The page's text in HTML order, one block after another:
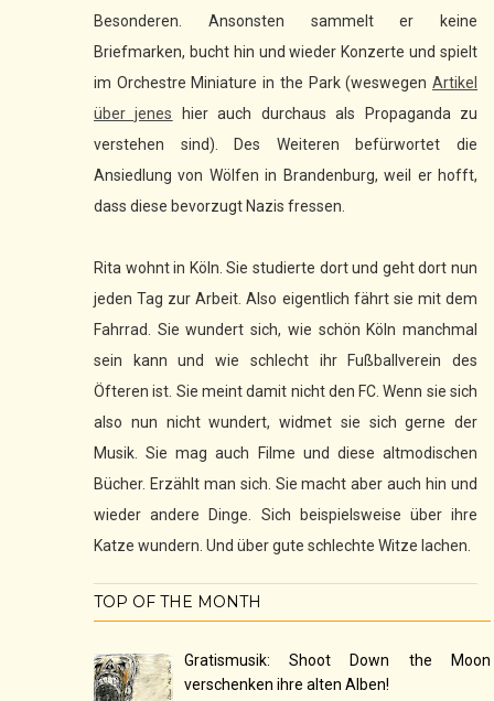
Besonderen. Ansonsten sammelt er keine
Briefmarken, bucht hin und wieder Konzerte und spielt
im Orchestre Miniature in the Park (weswegen Artikel
über jenes hier auch durchaus als Propaganda zu
verstehen sind). Des Weiteren befürwortet die
Ansiedlung von Wölfen in Brandenburg, weil er hofft,
dass diese bevorzugt Nazis fressen.
Rita wohnt in Köln. Sie studierte dort und geht dort nun
jeden Tag zur Arbeit. Also eigentlich fährt sie mit dem
Fahrrad. Sie wundert sich, wie schön Köln manchmal
sein kann und wie schlecht ihr Fußballverein des
Öfteren ist. Sie meint damit nicht den FC. Wenn sie sich
also nun nicht wundert, widmet sie sich gerne der
Musik. Sie mag auch Filme und diese altmodischen
Bücher. Erzählt man sich. Sie macht aber auch hin und
wieder andere Dinge. Sich beispielsweise über ihre
Katze wundern. Und über gute schlechte Witze lachen.
TOP OF THE MONTH
Gratismusik: Shoot Down the Moon
verschenken ihre alten Alben!